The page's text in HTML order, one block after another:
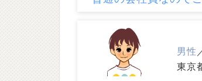
男性
東京